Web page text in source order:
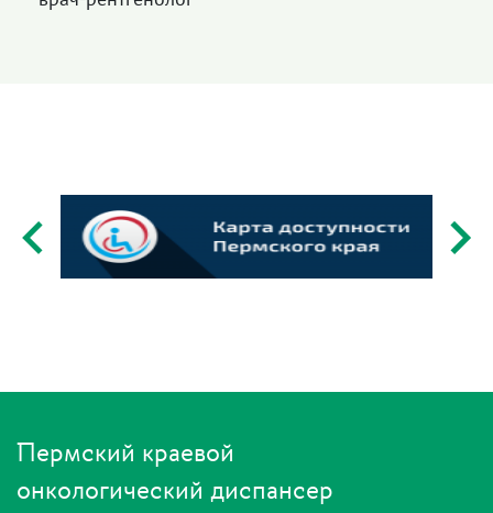
Пермский краевой
онкологический диспансер